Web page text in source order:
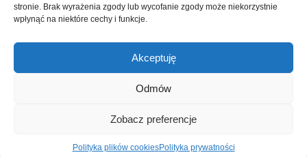
stronie. Brak wyrażenia zgody lub wycofanie zgody może niekorzystnie
wpłynąć na niektóre cechy i funkcje.
Akceptuję
Odmów
Zobacz preferencje
Polityka plików cookiesPolityka prywatności
Ochrona Danych Osobowych
Polityka plików cookies (EU)
Realizacja:Grupa WW GovTech otwiera
się